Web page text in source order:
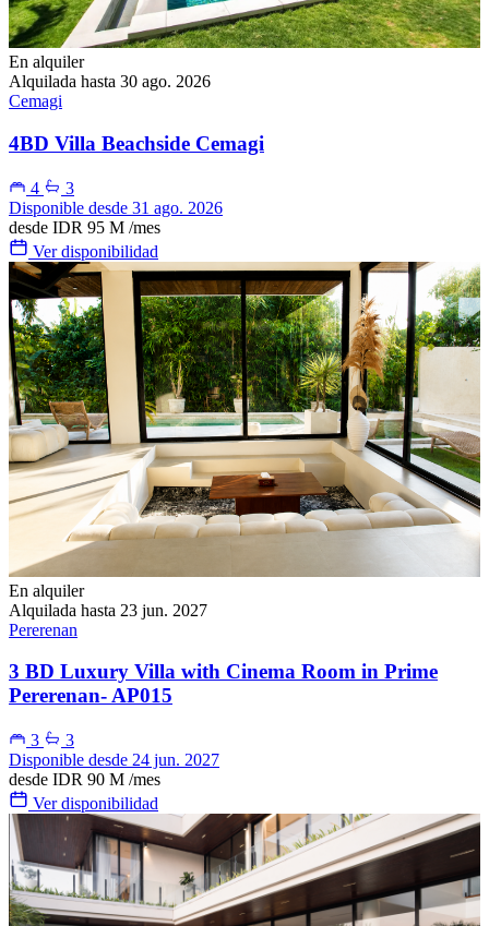
En alquiler
Alquilada hasta 30 ago. 2026
Cemagi
4BD Villa Beachside Cemagi
4
3
Disponible desde 31 ago. 2026
desde IDR 95 M /mes
Ver disponibilidad
En alquiler
Alquilada hasta 23 jun. 2027
Pererenan
3 BD Luxury Villa with Cinema Room in Prime
Pererenan- AP015
3
3
Disponible desde 24 jun. 2027
desde IDR 90 M /mes
Ver disponibilidad